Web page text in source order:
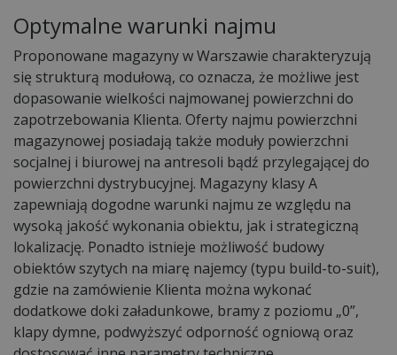
Optymalne warunki najmu
Proponowane magazyny w Warszawie charakteryzują
się strukturą modułową, co oznacza, że możliwe jest
dopasowanie wielkości najmowanej powierzchni do
zapotrzebowania Klienta. Oferty najmu powierzchni
magazynowej posiadają także moduły powierzchni
socjalnej i biurowej na antresoli bądź przylegającej do
powierzchni dystrybucyjnej. Magazyny klasy A
zapewniają dogodne warunki najmu ze względu na
wysoką jakość wykonania obiektu, jak i strategiczną
lokalizację. Ponadto istnieje możliwość budowy
obiektów szytych na miarę najemcy (typu build-to-suit),
gdzie na zamówienie Klienta można wykonać
dodatkowe doki załadunkowe, bramy z poziomu „0”,
klapy dymne, podwyższyć odporność ogniową oraz